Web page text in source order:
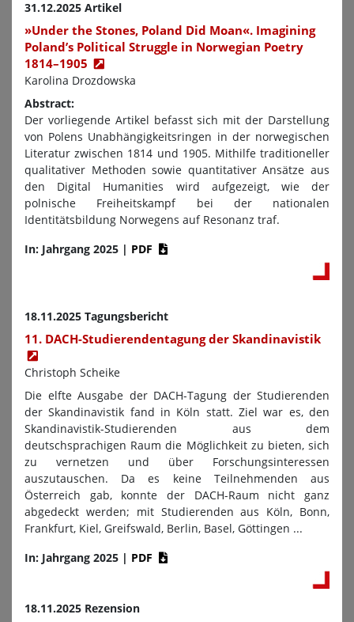
31.12.2025 Artikel
»Under the Stones, Poland Did Moan«. Imagining
Poland’s Political Struggle in Norwegian Poetry
1814–1905
Karolina Drozdowska
Abstract:
Der vorliegende Artikel befasst sich mit der Darstellung
von Polens Unabhängigkeitsringen in der norwegischen
Literatur zwischen 1814 und 1905. Mithilfe traditioneller
qualitativer Methoden sowie quantitativer Ansätze aus
den Digital Humanities wird aufgezeigt, wie der
polnische Freiheitskampf bei der nationalen
Identitätsbildung Norwegens auf Resonanz traf.
In: Jahrgang 2025 | PDF
18.11.2025 Tagungsbericht
11. DACH-Studierendentagung der Skandinavistik
Christoph Scheike
Die elfte Ausgabe der DACH-Tagung der Studierenden
der Skandinavistik fand in Köln statt. Ziel war es, den
Skandinavistik-Studierenden aus dem
deutschsprachigen Raum die Möglichkeit zu bieten, sich
zu vernetzen und über Forschungsinteressen
auszutauschen. Da es keine Teilnehmenden aus
Österreich gab, konnte der DACH-Raum nicht ganz
abgedeckt werden; mit Studierenden aus Köln, Bonn,
Frankfurt, Kiel, Greifswald, Berlin, Basel, Göttingen ...
In: Jahrgang 2025 | PDF
18.11.2025 Rezension